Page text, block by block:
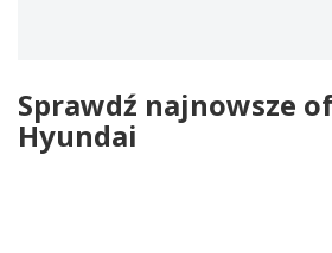
Sprawdź najnowsze
Hyundai